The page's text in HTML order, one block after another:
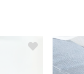
kullanılan
Çok pahalı olma
kadın ev
yapıları ile anında